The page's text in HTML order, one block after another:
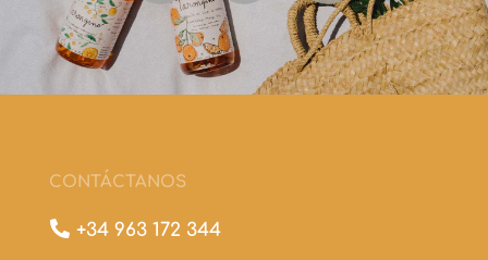
CONTÁCTANOS
 +34 963 172 344